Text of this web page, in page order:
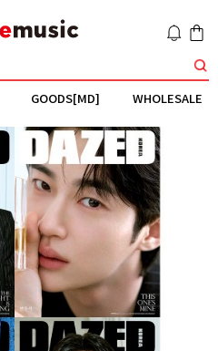
GOODS[MD] WHOLESALE